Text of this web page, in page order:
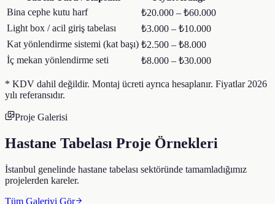
Bina cephe kutu harf
₺20.000 – ₺60.000
Light box / acil giriş tabelası
₺3.000 – ₺10.000
Kat yönlendirme sistemi (kat başı) ₺2.500 – ₺8.000
İç mekan yönlendirme seti
₺8.000 – ₺30.000
* KDV dahil değildir. Montaj ücreti ayrıca hesaplanır. Fiyatlar 2026
yılı referansıdır.
Proje Galerisi
Hastane Tabelası Proje Örnekleri
İstanbul genelinde hastane tabelası sektöründe tamamladığımız
projelerden kareler.
Tüm Galeriyi Gör